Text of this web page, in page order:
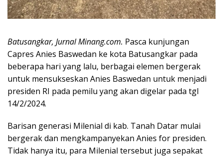
Batusangkar, Jurnal Minang.com. Pasca kunjungan
Capres Anies Baswedan ke kota Batusangkar pada
beberapa hari yang lalu, berbagai elemen bergerak
untuk mensukseskan Anies Baswedan untuk menjadi
presiden RI pada pemilu yang akan digelar pada tgl
14/2/2024.
Barisan generasi Milenial di kab. Tanah Datar mulai
bergerak dan mengkampanyekan Anies for presiden.
Tidak hanya itu, para Milenial tersebut juga sepakat